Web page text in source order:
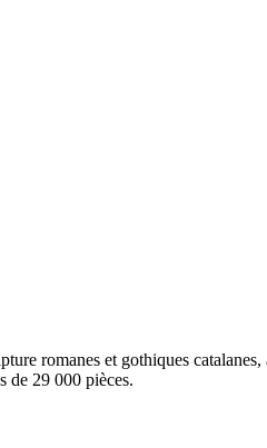
romanes et gothiques
de 29 000 pièces.